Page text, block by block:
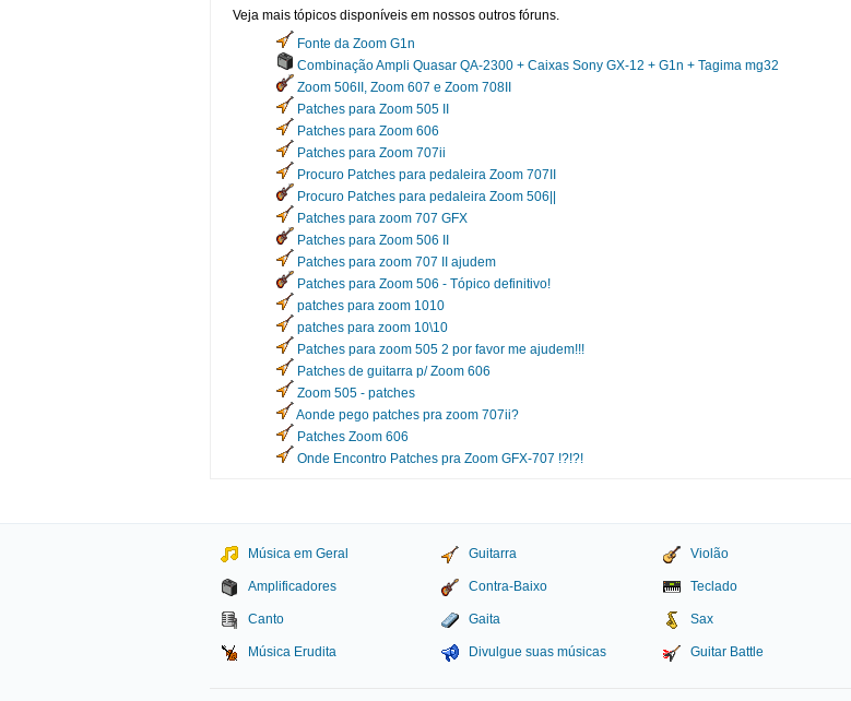
Veja mais tópicos disponíveis em nossos outros fóruns.
Fonte da Zoom G1n
Combinação Ampli Quasar QA-2300 + Caixas Sony GX-12 + G1n + Tagima mg32
Zoom 506II, Zoom 607 e Zoom 708II
Patches para Zoom 505 II
Patches para Zoom 606
Patches para Zoom 707ii
Procuro Patches para pedaleira Zoom 707II
Procuro Patches para pedaleira Zoom 506||
Patches para zoom 707 GFX
Patches para Zoom 506 II
Patches para zoom 707 II ajudem
Patches para Zoom 506 - Tópico definitivo!
patches para zoom 1010
patches para zoom 10\10
Patches para zoom 505 2 por favor me ajudem!!!
Patches de guitarra p/ Zoom 606
Zoom 505 - patches
Aonde pego patches pra zoom 707ii?
Patches Zoom 606
Onde Encontro Patches pra Zoom GFX-707 !?!?!
Música em Geral Guitarra Violão
Amplificadores Contra-Baixo Teclado
Canto Gaita Sax
Música Erudita Divulgue suas músicas Guitar Battle